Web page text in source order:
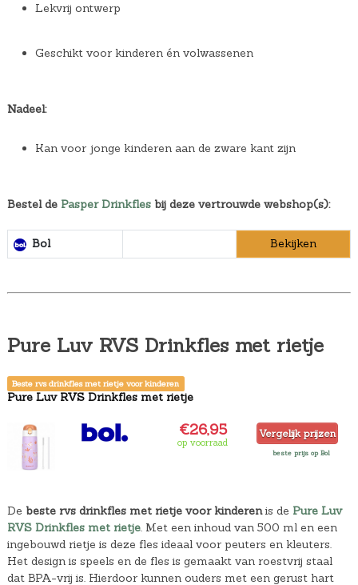
Lekvrij ontwerp
Geschikt voor kinderen én volwassenen
Nadeel:
Kan voor jonge kinderen aan de zware kant zijn
Bestel de Pasper Drinkfles bij deze vertrouwde webshop(s):
Bol Bekijken
Pure Luv RVS Drinkfles met rietje
Beste rvs drinkfles met rietje voor kinderen
Pure Luv RVS Drinkfles met rietje
€26,95
op voorraad
Vergelijk prijzen
beste prijs op Bol
De beste rvs drinkfles met rietje voor kinderenis de Pure Luv
RVS Drinkfles met rietje. Met een inhoud van 500 ml en een
ingebouwd rietje is deze fles ideaal voor peuters en kleuters.
Het design is speels en de fles is gemaakt van roestvrij staal
dat BPA-vrij is. Hierdoor kunnen ouders met een gerust hart